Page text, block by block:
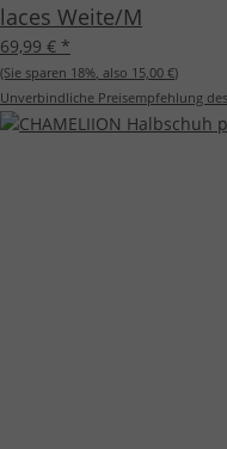
laces Weite/M
69,99 € *
(Sie sparen 18%, also 15,00 €)
Unverbindliche Preisempfehlung